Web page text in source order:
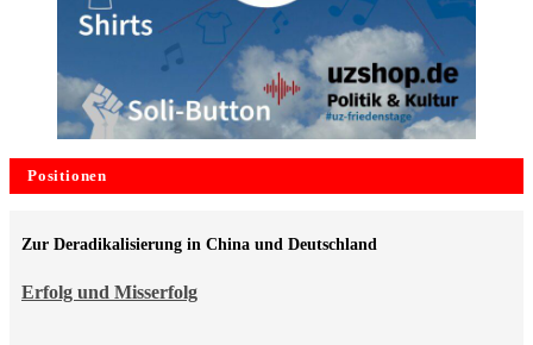
Positionen
Erfolg und Misserfolg
Zur Deradikalisierung in China und Deutschland